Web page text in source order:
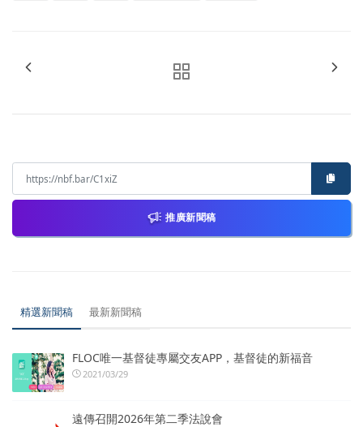
推廣新聞稿
精選新聞稿 最新新聞稿
FLOC唯一基督徒專屬交友APP，基督徒的新福音
2021/03/29
遠傳召開2026年第二季法說會